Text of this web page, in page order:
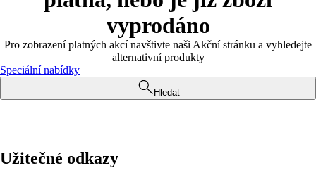
vyprodáno
Pro zobrazení platných akcí navštivte naši Akční stránku a vyhledejte
alternativní produkty
Speciální nabídky
Hledat
Užitečné odkazy